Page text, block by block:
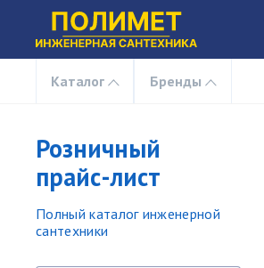
Каталог Бренды
Розничный
прайс-лист
Полный каталог инженерной
сантехники